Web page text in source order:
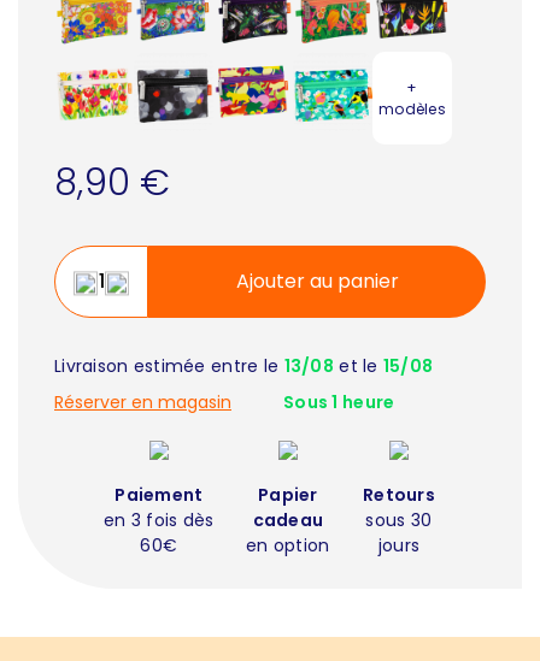
+
modèles
8,90 €
Ajouter au panier
Livraison estimée entre le 13/08 et le 15/08
Réserver en magasin
Sous 1 heure
Paiement
en 3 fois dès
60€
Papier
cadeau
en option
Retours
sous 30
jours